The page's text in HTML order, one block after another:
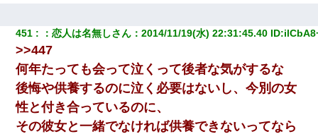
生保レディと行為する為に駆け引きしてみた結果ｗｗｗｗｗｗｗ
ｗｗｗｗｗ
書店「息子さんが万引きしました」私「はっ？(息子目の前にいる
し…)うちの子ではないので迎えに行きません」→息子を名乗って
た人物の正体が判明するも・・・
451 ：恋人は名無しさん ：2014/11/19(水) 22:31:45.40 ID:
>>447
何年たっても会って泣くって後者な気がするな
後悔や供養するのに泣く必要はないし、今別の女
性と付き合っているのに、
その彼女と一緒でなければ供養できないってなら